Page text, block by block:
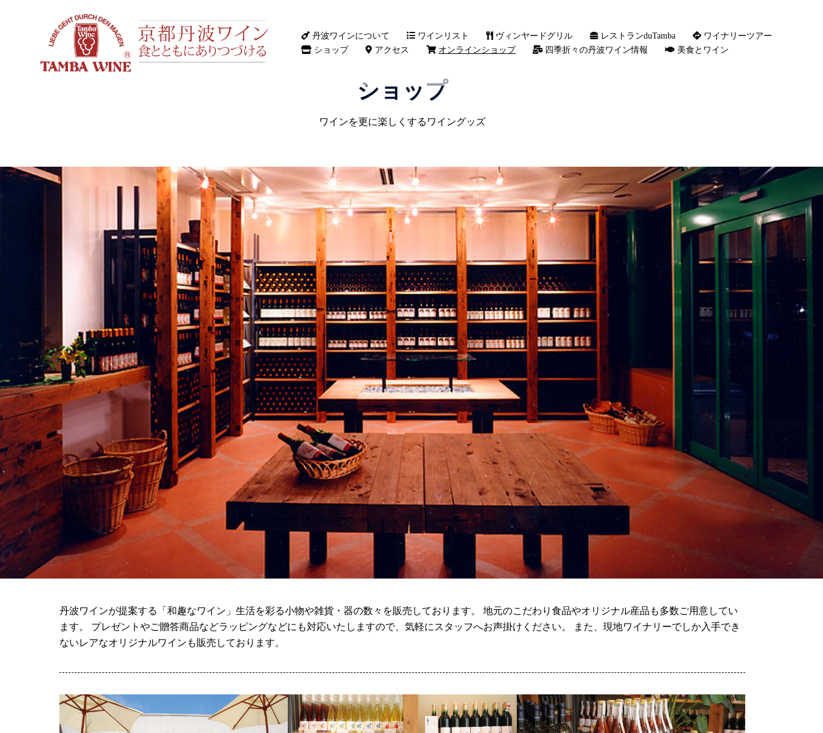
丹波ワインについて ワインリスト ヴィンヤードグリル レストランduTamba
ワイナリーツアー
ショップ
アクセス オンラインショップ 四季折々の丹波ワイン情報 美食とワイン
ショップ
ワインを更に楽しくするワイングッズ
丹波ワインが提案する「和趣なワイン」生活を彩る小物や雑貨・器の数々を販売しております。 地元のこだわり食品やオリジナル産品も多数ご用意してい
ます。 プレゼントやご贈答商品などラッピングなどにも対応いたしますので、気軽にスタッフへお声掛けください。 また、現地ワイナリーでしか入手でき
ないレアなオリジナルワインも販売しております。